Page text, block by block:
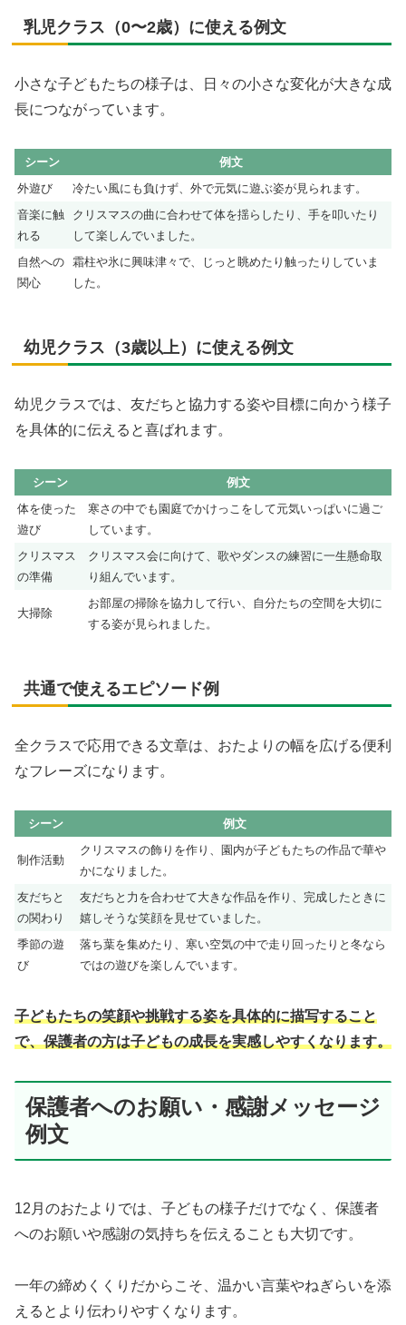
乳児クラス（0〜2歳）に使える例文
小さな子どもたちの様子は、日々の小さな変化が大きな成
長につながっています。
シーン
例文
外遊び
冷たい風にも負けず、外で元気に遊ぶ姿が見られます。
音楽に触
れる
クリスマスの曲に合わせて体を揺らしたり、手を叩いたり
して楽しんでいました。
自然への
関心
霜柱や氷に興味津々で、じっと眺めたり触ったりしていま
した。
幼児クラス（3歳以上）に使える例文
幼児クラスでは、友だちと協力する姿や目標に向かう様子
を具体的に伝えると喜ばれます。
シーン
例文
体を使った
遊び
寒さの中でも園庭でかけっこをして元気いっぱいに過ご
しています。
クリスマス
の準備
クリスマス会に向けて、歌やダンスの練習に一生懸命取
り組んでいます。
大掃除
お部屋の掃除を協力して行い、自分たちの空間を大切に
する姿が見られました。
共通で使えるエピソード例
全クラスで応用できる文章は、おたよりの幅を広げる便利
なフレーズになります。
シーン 例文
制作活動
クリスマスの飾りを作り、園内が子どもたちの作品で華や
かになりました。
友だちと
の関わり
友だちと力を合わせて大きな作品を作り、完成したときに
嬉しそうな笑顔を見せていました。
季節の遊
び
落ち葉を集めたり、寒い空気の中で走り回ったりと冬なら
ではの遊びを楽しんでいます。
子どもたちの笑顔や挑戦する姿を具体的に描写すること
で、保護者の方は子どもの成長を実感しやすくなります。
保護者へのお願い・感謝メッセージ
例文
12月のおたよりでは、子どもの様子だけでなく、保護者
へのお願いや感謝の気持ちを伝えることも大切です。
一年の締めくくりだからこそ、温かい言葉やねぎらいを添
えるとより伝わりやすくなります。